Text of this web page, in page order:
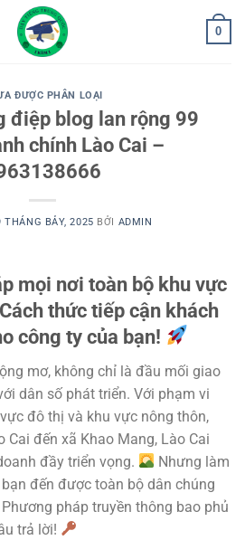
0
ĐƯỢC PHÂN LOẠI
điệp blog lan rộng 99
chính Lào Cai –
THÁNG BẢY, 2025 BỞI ADMIN
mọi nơi toàn bộ khu vực
thức tiếp cận khách
công ty của bạn!
mơ, không chỉ là đầu mối giao
dân số phát triển. Với phạm vi
đô thị và khu vực nông thôn,
đến xã Khao Mang, Lào Cai
đầy triển vọng.
Nhưng làm
đến được toàn bộ dân chúng
pháp truyền thông bao phủ
trả lời!